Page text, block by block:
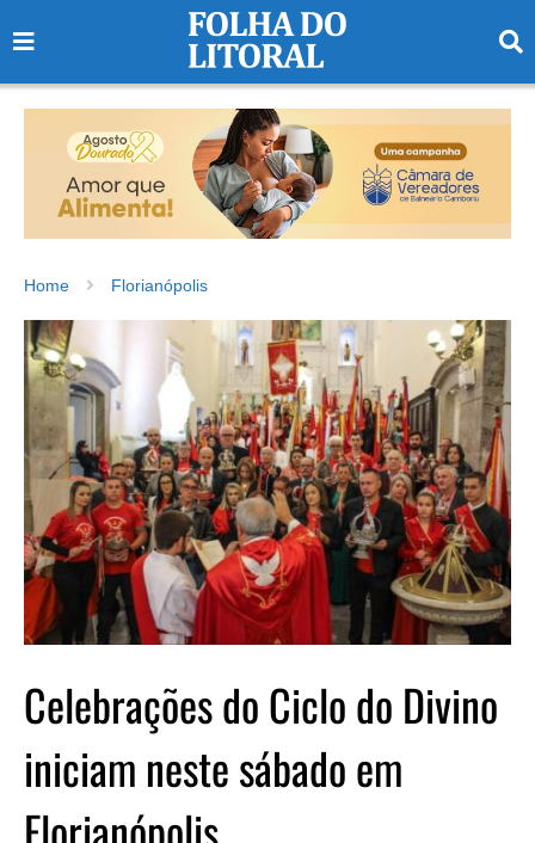
Home Florianópolis
Celebrações do Ciclo do Divino
iniciam neste sábado em